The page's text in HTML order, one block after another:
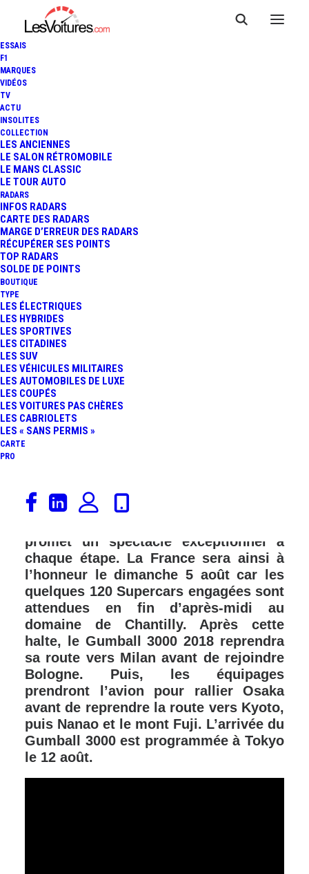
ESSAIS
F1
MARQUES
VIDÉOS
TV
ACTU
INSOLITES
COLLECTION
LES ANCIENNES
LE SALON RÉTROMOBILE
LE MANS CLASSIC
LE TOUR AUTO
RADARS
INFOS RADARS
CARTE DES RADARS
MARGE D’ERREUR DES RADARS
RÉCUPÉRER SES POINTS
TOP RADARS
SOLDE DE POINTS
BOUTIQUE
TYPE
LES ÉLECTRIQUES
LES HYBRIDES
LES SPORTIVES
LES CITADINES
LES SUV
LES VÉHICULES MILITAIRES
LES AUTOMOBILES DE LUXE
LES COUPÉS
LES VOITURES PAS CHÈRES
LES CABRIOLETS
LES « SANS PERMIS »
CARTE
PRO
FÊTE SES 20 ANS EN FRANCE
1 Minute
Le rallye Gumball 3000 fête cette
année ses 20 ans de folie automobile.
promet un spectacle exceptionnel à
chaque étape. La France sera ainsi à
l’honneur le dimanche 5 août car les
quelques 120 Supercars engagées sont
attendues en fin d’après-midi au
domaine de Chantilly. Après cette
halte, le Gumball 3000 2018 reprendra
sa route vers Milan avant de rejoindre
Bologne. Puis, les équipages
prendront l’avion pour rallier Osaka
avant de reprendre la route vers Kyoto,
puis Nanao et le mont Fuji. L’arrivée du
Gumball 3000 est programmée à Tokyo
le 12 août.